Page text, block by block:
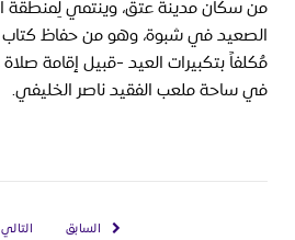
في ساحة ملعب الفقيد ناصر الخليفي.
السابق التالي